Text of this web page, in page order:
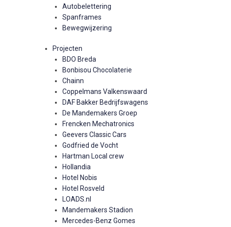
Autobelettering
Spanframes
Bewegwijzering
Projecten
BDO Breda
Bonbisou Chocolaterie
Chainn
Coppelmans Valkenswaard
DAF Bakker Bedrijfswagens
De Mandemakers Groep
Frencken Mechatronics
Geevers Classic Cars
Godfried de Vocht
Hartman Local crew
Hollandia
Hotel Nobis
Hotel Rosveld
LOADS.nl
Mandemakers Stadion
Mercedes-Benz Gomes